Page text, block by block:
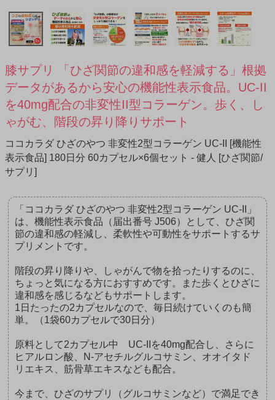
膝サプリ 「ひざ関節の違和感を軽減する」根拠
データがあるから安心の機能性表示食品。UC-II
を40mg配合の非変性II型コラーゲン。歩く、し
ゃがむ、階段の昇り降りサポート
ココカラダ ひざのやつ 非変性2型コラーゲン UC-II [機能性
表示食品] 180日分 60カプセル×6個セット - 健人 [ひざ関節/
サプリ]
「ココカラダ ひざのやつ 非変性2型コラーゲン UC-II」
は、機能性表示食品（届出番号 J506）として、ひざ関
節の違和感の軽減し、柔軟性や可動性をサポートするサ
プリメントです。
階段の昇り降りや、しゃがんで物を拾ったりするのに、
ちょっと気になる方におすすめです。また歩くとひざに
違和感を感じるなどもサポートします。
1日たったの2カプセルなので、毎日続けていくのも簡
単。（1袋60カプセルで30日分）
原料として2カプセル中 UC-IIを40mg配合し、さらに
ヒアルロン酸、N-アセチルグルコサミン、オオイタド
リエキス、筋骨草エキスなども配合。
今まで、ひざのサプリ（グルコサミンなど）で満足でき